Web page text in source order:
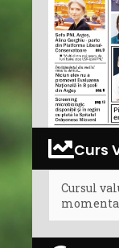
Curs
Cursul